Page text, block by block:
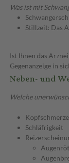
Was ist mit
Stillzeit: Das
Ist Ihnen das
Gegenanzeige in
Neben- und
Welche
Schläfrigkeit